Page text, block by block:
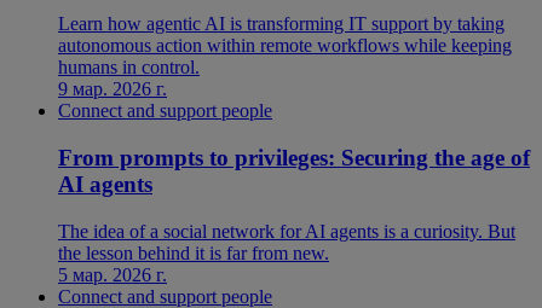
Learn how agentic AI is transforming IT support by taking
autonomous action within remote workflows while keeping
humans in control.
9 мар. 2026 г.
Connect and support people
From prompts to privileges: Securing the age of
AI agents
The idea of a social network for AI agents is a curiosity. But
the lesson behind it is far from new.
5 мар. 2026 г.
Connect and support people